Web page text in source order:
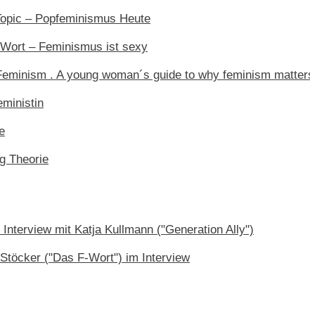
– Popfeminismus Heute
– Feminismus ist sexy
. A young woman´s guide to why feminism
Theorie
mit Katja Kullmann ("Generation Ally")
("Das F-Wort") im Interview